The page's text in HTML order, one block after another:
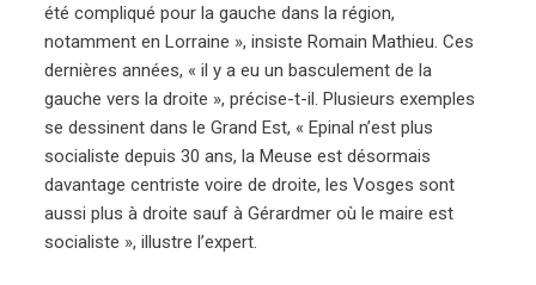
été compliqué pour la gauche dans la région,
notamment en Lorraine », insiste Romain Mathieu. Ces
dernières années, « il y a eu un basculement de la
gauche vers la droite », précise-t-il. Plusieurs exemples
se dessinent dans le Grand Est, « Epinal n’est plus
socialiste depuis 30 ans, la Meuse est désormais
davantage centriste voire de droite, les Vosges sont
aussi plus à droite sauf à Gérardmer où le maire est
socialiste », illustre l’expert.